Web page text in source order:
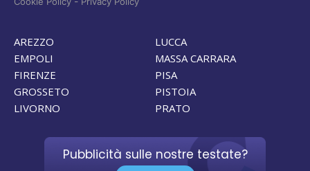
AREZZO
EMPOLI
FIRENZE
GROSSETO
LIVORNO
LUCCA
MASSA CARRARA
PISA
PISTOIA
PRATO
Pubblicità sulle nostre testate?